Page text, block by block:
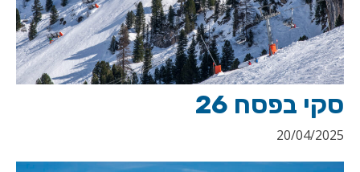
סקי בפסח 26
20/04/2025